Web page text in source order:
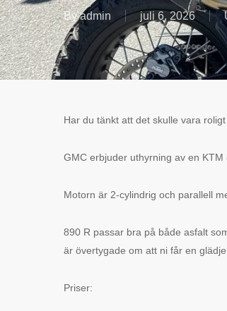
By admin juli 6, 2026
Har du tänkt att det skulle vara
GMC erbjuder uthyrning av en
Motorn är 2-cylindrig och parallell
890 R passar bra på både asfalt
är övertygade om att ni får en
Priser: